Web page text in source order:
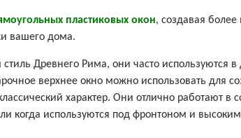
пластиковых окон, создавая более
вашего дома.
Древнего Рима, они часто используются в
верхнее окно можно использовать для
характер. Они отлично работают в
когда используются под фронтоном и